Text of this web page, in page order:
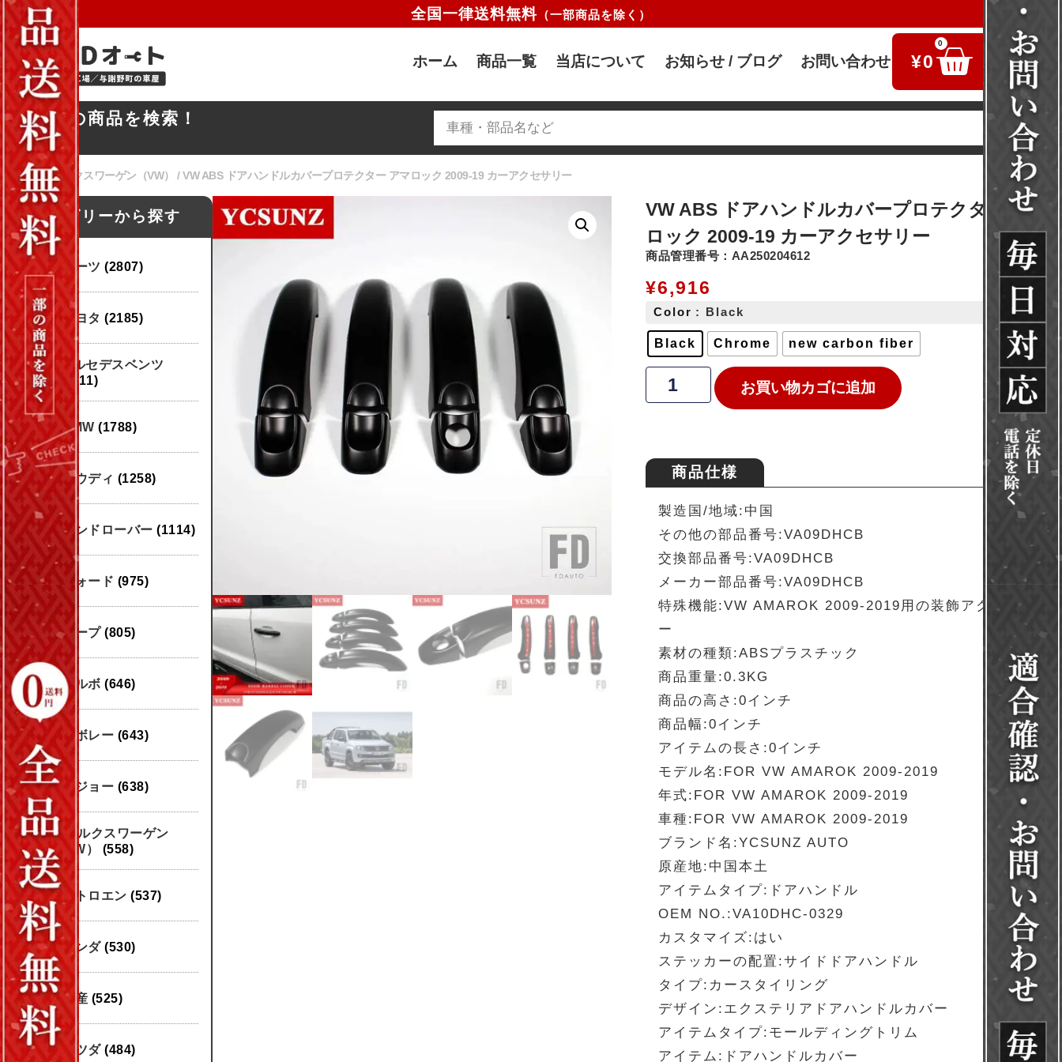
全国一律送料無料 （一部商品を除く）
ホーム 商品一覧 当店について お知らせ / ブログ お問い合わせ ¥0
0
お探しの商品を検索！
検索
ホーム/フォルクスワーゲン（VW） / VW ABS ドアハンドルカバープロテクター アマロック 2009-19 カーアクセサリー
カテゴリーから探す
パーツ (2807)
トヨタ (2185)
メルセデスベンツ
(1911)
BMW (1788)
アウディ (1258)
ランドローバー (1114)
フォード (975)
ジープ (805)
ボルボ (646)
シボレー (643)
プジョー (638)
フォルクスワーゲン
（VW） (558)
シトロエン (537)
ホンダ (530)
日産 (525)
マツダ (484)
VW ABS ドアハンドルカバープロテクター アマ
ロック 2009-19 カーアクセサリー
商品管理番号：AA250204612
¥6,916
Color : Black
Black Chrome new carbon fiber
お買い物カゴに追加
商品仕様
製造国/地域:中国
その他の部品番号:VA09DHCB
交換部品番号:VA09DHCB
メーカー部品番号:VA09DHCB
特殊機能:VW AMAROK 2009-2019用の装飾アクセサリ
ー
素材の種類:ABSプラスチック
商品重量:0.3KG
商品の高さ:0インチ
商品幅:0インチ
アイテムの長さ:0インチ
モデル名:FOR VW AMAROK 2009-2019
年式:FOR VW AMAROK 2009-2019
車種:FOR VW AMAROK 2009-2019
ブランド名:YCSUNZ AUTO
原産地:中国本土
アイテムタイプ:ドアハンドル
OEM NO.:VA10DHC-0329
カスタマイズ:はい
ステッカーの配置:サイドドアハンドル
タイプ:カースタイリング
デザイン:エクステリアドアハンドルカバー
アイテムタイプ:モールディングトリム
アイテム:ドアハンドルカバー